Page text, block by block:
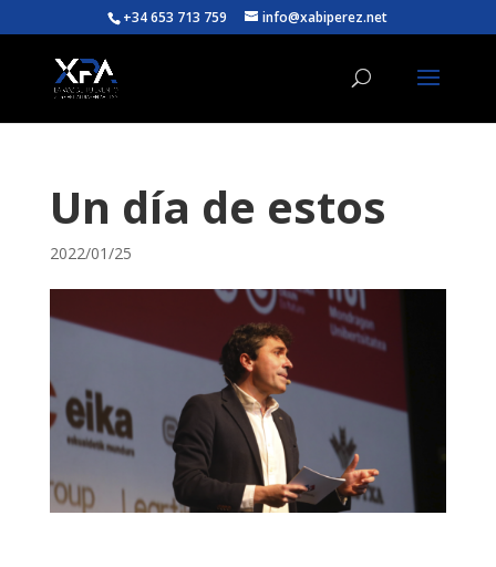
+34 653 713 759 info@xabiperez.net
Un día de estos
2022/01/25